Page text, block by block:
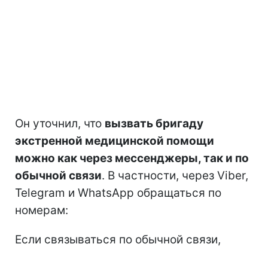
Он уточнил, что вызвать бригаду
экстренной медицинской помощи
можно как через мессенджеры, так и по
обычной связи. В частности, через Viber,
Telegram и WhatsApp обращаться по
номерам:
Если связываться по обычной связи,